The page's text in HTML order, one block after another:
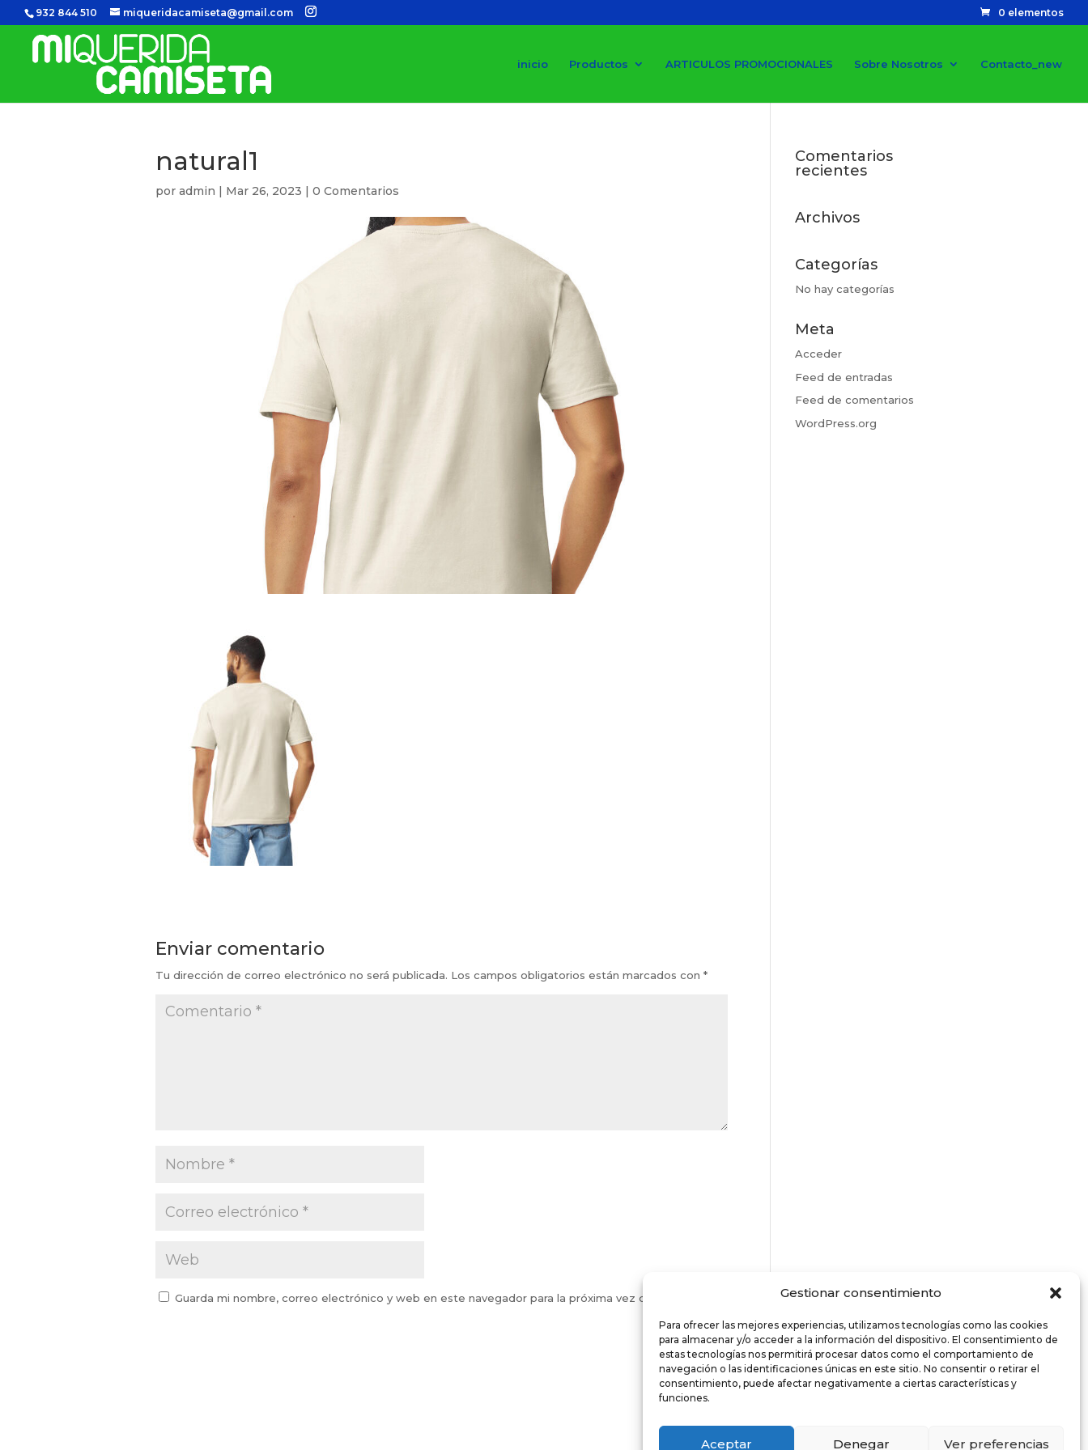
Gestionar consentimiento
Para ofrecer las mejores experiencias, utilizamos tecnologías como las cookies
para almacenar y/o acceder a la información del dispositivo. El consentimiento de
estas tecnologías nos permitirá procesar datos como el comportamiento de
navegación o las identificaciones únicas en este sitio. No consentir o retirar el
consentimiento, puede afectar negativamente a ciertas características y
funciones.
Aceptar Denegar Ver preferencias
932 844 510 miqueridacamiseta@gmail.com 0 elementos
inicio Productos ARTICULOS PROMOCIONALES Sobre Nosotros Contacto_new
natural1
por admin | Mar 26, 2023 | 0 Comentarios
Enviar comentario
Tu dirección de correo electrónico no será publicada. Los campos obligatorios están marcados con *
Guarda mi nombre, correo electrónico y web en este navegador para la próxima vez que comente.
Comentarios
recientes
Archivos
Categorías
No hay categorías
Meta
Acceder
Feed de entradas
Feed de comentarios
WordPress.org